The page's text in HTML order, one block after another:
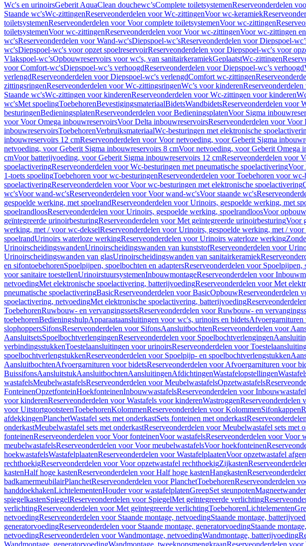
Wc's en urinoirsGeberit AquaClean douchewc’sComplete toiletsystemenReserveonderdelen
Staande wc'sWc-zittingenReserveonderdelen voor Wc-zittingenVoor wc-keramiek
toiletsystemenReserveonderdelen voor Voor complete toiletsystemenVoor wc-zittingen
toiletsystemenVoor wc-zittingenReserveonderdelen voor Voor wc-zittingenVoor wc-zittingen
wc'sReserveonderdelen voor Wand-wc'sDiepspoel-wc’sReserveonderdelen voor Diepspoel-
wc'sDiepspoel-wc's voor opzet spoelreservoirReserveonderdelen voor Diepspoel-wc's voor
Vlakspoel-wc’sOpbouwreservoirs voor wc's, van sanitairkeramiekGeplaatstWc-zittingen
voor Comfort-wc'sDiepspoel-wc’s verhoogdReserveonderdelen voor Diepspoel-wc’s verhoogd
verlengdReserveonderdelen voor Diepspoel-wc's verlengdComfort wc-zittingen
zittingsringenReserveonderdelen voor Wc-zittingsringenWc’s voor kinderen
Staande wc'sWc-zittingen voor kinderenReserveonderdelen voor Wc-zittingen voor kinderen
wc'sMet spoelingToebehorenBevestigingsmateriaalBidetsWandbidetsReserveonderdelen voor
besturingenBedieningsplatenReserveonderdelen voor BedieningsplatenVoor Sigma
voor Voor Omega inbouwreservoirsVoor Delta inbouwreservoirsReserveonderdelen voor
inbouwreservoirsToebehorenVerbruiksmateriaalWc-besturingen met elektronische
inbouwreservoirs 12 cmReserveonderdelen voor Voor netvoeding, voor Geberit Sigma
netvoeding, voor Geberit Sigma inbouwreservoirs 8 cmVoor netvoeding, voor Geberit Omega
cmVoor batterijvoeding, voor Geberit Sigma inbouwreservoirs 12 cmReserveonderdelen voor
spoelactiveringReserveonderdelen voor Wc-besturingen met pneumatische spoelactiveringVoor
1-toets spoelingToebehoren voor wc-besturingenReserveonderdelen voor Toebehoren voor wc-
spoelactiveringReserveonderdelen voor Voor wc-besturingen met elektronische spoelactivering
wc'sVoor wand-wc'sReserveonderdelen voor Voor wand-wc'sVoor staande wc's
gespoelde werking, met spoelrandReserveonderdelen voor Urinoirs, gespoelde werking, met
spoelrandloosReserveonderdelen voor Urinoirs, gespoelde werking, spoelrandloosVoor
geïntegreerde urinoirbesturingReserveonderdelen voor Met geïntegreerde urinoirbesturingVoor
werking, met / voor wc-dekselReserveonderdelen voor Urinoirs, gespoelde werking, met / voor
spoelrandUrinoirs waterloze werkingReserveonderdelen voor Urinoirs waterloze werking
UrinoirscheidingswandenUrinoirscheidingswanden van kunststofReserveonderdelen voor
Urinoirscheidingswanden van glasUrinoirscheidingswanden van sanitairkeramiek
en sifontoebehorenSpoelpijpen, spoelbochten en adaptersReserveonderdelen voor Spoelpijpen,
voor sanitaire toestellenUrinoirstuursystemenInbouwmontageReserveonderdelen voor
netvoedingMet elektronische spoelactivering, batterijvoedingReserveonderdelen voor Met
pneumatische spoelactiveringBasicReserveonderdelen voor BasicOpbouwReserveonderdelen
spoelactivering, netvoedingMet elektronische spoelactivering, batterijvoeding
ToebehorenRuwbouw- en vervangingssetsReserveonderdelen voor Ruwbouw- en
toebehorenBedieningshulpApparaataansluitingen voor wc's, urinoirs en bidetsAfvoergarnituren
slophoppersSifonsReserveonderdelen voor SifonsAansluitbochtenReserveonderdelen voor
AansluitsetsSpoelbochtverlengingenReserveonderdelen voor Spoelbochtverlengingen
verbindingsstukkenToestelaansluitingen voor urinoirsReserveonderdelen voor
spoelbochtverlengstukkenReserveonderdelen voor Spoelpijp- en spoelbochtverlengstukken
AansluitbochtenAfvoergarnituren voor bidetsReserveonderdelen voor Afvoergarnituren voor
BuissifonsAansluitstukAansluitbochtenAansluitingenAfdichtingenWastafelopstellingen
wastafelsMeubelwastafelsReserveonderdelen voor MeubelwastafelsOpzetwastafels
FonteinenOpzetfonteinHoekfonteinenInbouwwastafelsReserveonderdelen voor
voor kinderenReserveonderdelen voor Wastafels voor kinderenWastroggenReserveonderdelen
voor UitstortgootsteenToebehorenKolommenReserveonderdelen voor KolommenSifonkappen
afdekkingenPlanchetWastafel sets met onderkastSets fonteinen met onderkast
onderkastMeubelwastafel sets met onderkastReserveonderdelen voor Meubelwastafel sets met
fonteinenReserveonderdelen voor Voor fonteinenVoor wastafelsReserveonderdelen voor Voor
meubelwastafelsReserveonderdelen voor Voor meubelwastafelsVoor hoekfonteinen
hoekwastafelsWastafelplaatenReserveonderdelen voor WastafelplaatenVoor opzetwastafel
rechthoekigReserveonderdelen voor Voor opzetwastafel rechthoekigZijkasten
kastenHalf hoge kastenReserveonderdelen voor Half hoge kastenHangkasten
badkamermeubilairPlanchetReserveonderdelen voor PlanchetToebehorenReserveonderdelen
handdoekhakenLichtelementenHouder voor wastafelplatenGreepSet steunpoten
spiegelkastenSpiegelReserveonderdelen voor SpiegelMet geïntegreerde verlichting
verlichtingReserveonderdelen voor Met geïntegreerde verlichtingToebehorenLichtelementen
netvoedingReserveonderdelen voor Staande montage, netvoedingStaande montage,
generatorvoedingReserveonderdelen voor Staande montage, generatorvoedingStaande
netvoedingReserveonderdelen voor Wandmontage, netvoedingWandmontage, batterijvoeding
Wandmontage, generatorvoedingWandmontage, tweeknopsmengkraanReserveonderdelen